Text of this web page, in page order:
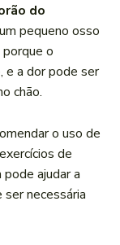
do
pequeno osso
o
e a dor pode ser
chão.
o uso de
de
ajudar a
ser necessária